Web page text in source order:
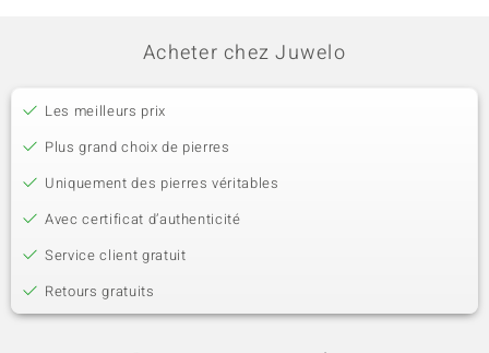
Acheter chez Juwelo
Les meilleurs prix
Plus grand choix de pierres
Uniquement des pierres véritables
Avec certificat d’authenticité
Service client gratuit
Retours gratuits